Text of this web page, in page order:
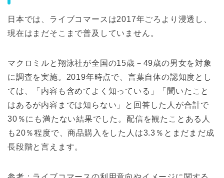
日本では、ライブコマースは2017年ごろより浸透し、
現在はまだそこまで普及していません。
マクロミルと翔泳社が全国の15歳－49歳の男女を対象
に調査を実施。2019年時点で、言葉自体の認知度とし
ては、「内容も含めてよく知っている」「聞いたこと
はあるが内容までは知らない」と回答した人が合計で
30％にも満たない結果でした。配信を観たことある人
も20％程度で、商品購入をした人は3.3％とまだまだ成
長段階と言えます。